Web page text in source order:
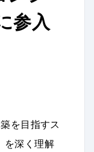
参入
を目指すス
を深く理解